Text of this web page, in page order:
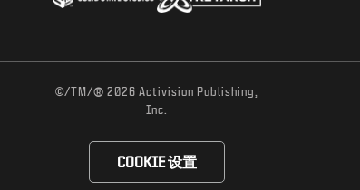
©/TM/® 2026 Activision Publishing,
Inc.
COOKIE 设置